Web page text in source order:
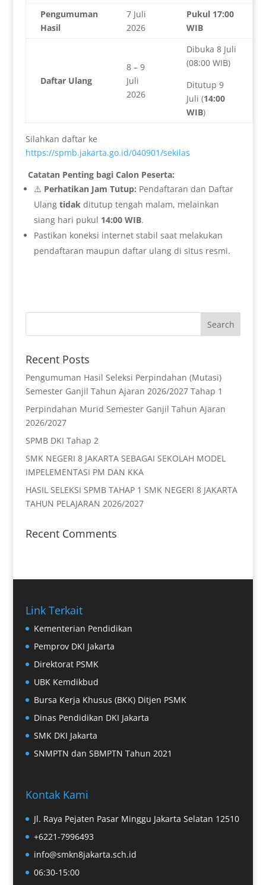
Pengumuman
Hasil
7 Juli
2026
Pukul 17:00
WIB
Daftar Ulang
8 – 9
Juli
2026
Dibuka 8 Juli
(08:00 WIB)
Ditutup 9
Juli (14:00
WIB)
Silahkan daftar ke
https://spmb.jakarta.go.id/040901/sekilas
Catatan Penting bagi Calon Peserta:
⚠️ Perhatikan Jam Tutup: Pendaftaran dan Daftar
Ulang tidak ditutup tengah malam, melainkan
siang hari pukul 14:00 WIB.
Pastikan koneksi internet stabil saat melakukan
pendaftaran maupun daftar ulang di situs resmi.
Recent Posts
Pengumuman Hasil Seleksi Perpindahan (Mutasi)
Semester Ganjil Tahun Ajaran 2026/2027 Tahap 1
Perpindahan Murid Semester Ganjil Tahun Ajaran
2026/2027
SPMB DKI Tahap 2
SMK NEGERI 8 JAKARTA SEBAGAI SEKOLAH MODEL
IMPELEMENTASI PM DAN KKA
HASIL SELEKSI SPMB TAHAP 1 SMK NEGERI 8 JAKARTA
TAHUN PELAJARAN 2026/2027
Recent Comments
Link Terkait
Kementerian Pendidikan
Pemprov DKI Jakarta
Direktorat PSMK
UBK Kemdikbud
Bursa Kerja Khusus (BKK) Ditjen PSMK
Dinas Pendidikan DKI Jakarta
SMK DKI Jakarta
SNMPTN dan SBMPTN Tahun 2021
Kontak Kami
Jl. Raya Pejaten Pasar Minggu Jakarta Selatan 12510
+6221-7996493
info@smkn8jakarta.sch.id
06:30-15:00